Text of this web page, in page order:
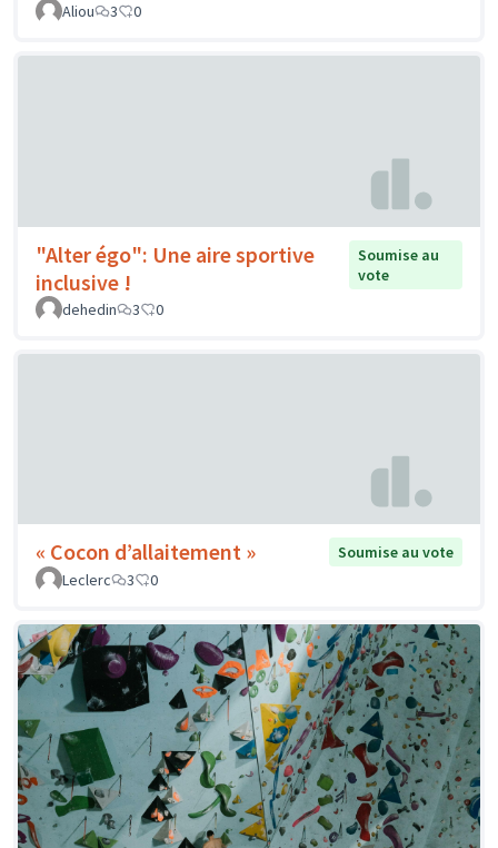
Aliou
3 0
"Alter égo": Une aire sportive
inclusive !
Soumise au
vote
dehedin
3 0
« Cocon d’allaitement »
Soumise au vote
Leclerc
3 0